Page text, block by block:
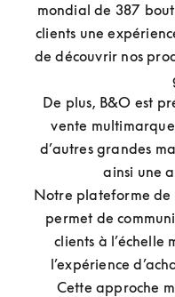
mondial de 387
clients une
de découvrir nos
De plus, B&O est
vente
d’autres grandes
ainsi une
Notre plateforme de
permet de
clients à l’échelle
l’expérience
Cette approche